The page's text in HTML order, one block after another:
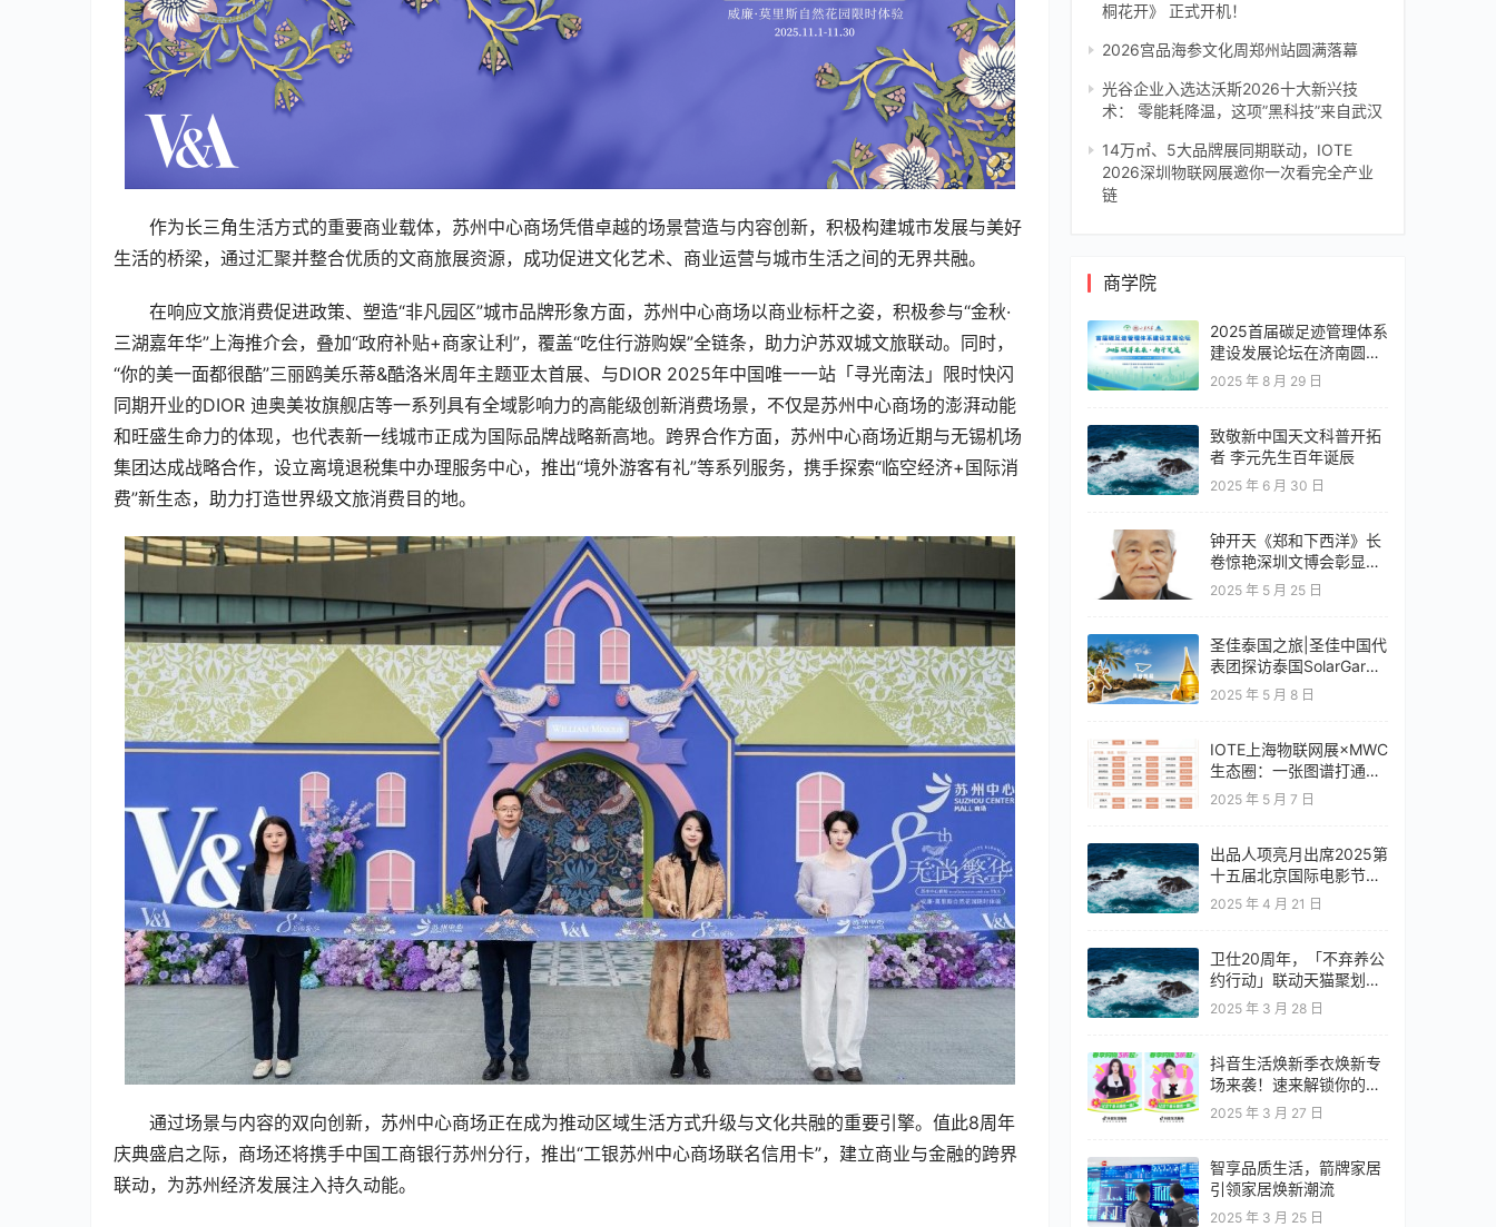
作为长三角生活方式的重要商业载体，苏州中心商场凭借卓越的场景营造与内容创新，积极构建城市发展与美好
生活的桥梁，通过汇聚并整合优质的文商旅展资源，成功促进文化艺术、商业运营与城市生活之间的无界共融。
在响应文旅消费促进政策、塑造“非凡园区”城市品牌形象方面，苏州中心商场以商业标杆之姿，积极参与“金秋·
三湖嘉年华”上海推介会，叠加“政府补贴+商家让利”，覆盖“吃住行游购娱”全链条，助力沪苏双城文旅联动。同时，
“你的美一面都很酷”三丽鸥美乐蒂&酷洛米周年主题亚太首展、与DIOR 2025年中国唯一一站「寻光南法」限时快闪
同期开业的DIOR 迪奥美妆旗舰店等一系列具有全域影响力的高能级创新消费场景，不仅是苏州中心商场的澎湃动能
和旺盛生命力的体现，也代表新一线城市正成为国际品牌战略新高地。跨界合作方面，苏州中心商场近期与无锡机场
集团达成战略合作，设立离境退税集中办理服务中心，推出“境外游客有礼”等系列服务，携手探索“临空经济+国际消
费”新生态，助力打造世界级文旅消费目的地。
通过场景与内容的双向创新，苏州中心商场正在成为推动区域生活方式升级与文化共融的重要引擎。值此8周年
庆典盛启之际，商场还将携手中国工商银行苏州分行，推出“工银苏州中心商场联名信用卡”，建立商业与金融的跨界
联动，为苏州经济发展注入持久动能。
桐花开》 正式开机！
2026宫品海参文化周郑州站圆满落幕
光谷企业入选达沃斯2026十大新兴技
术： 零能耗降温，这项”黑科技”来自武汉
14万㎡、5大品牌展同期联动，IOTE
2026深圳物联网展邀你一次看完全产业
链
商学院
2025首届碳足迹管理体系
建设发展论坛在济南圆满
落幕，共绘零碳转型新蓝
2025 年 8 月 29 日
致敬新中国天文科普开拓
者 李元先生百年诞辰
2025 年 6 月 30 日
钟开天《郑和下西洋》长
卷惊艳深圳文博会彰显云
南文化自信
2025 年 5 月 25 日
圣佳泰国之旅|圣佳中国代
表团探访泰国SolarGard
旗舰店
2025 年 5 月 8 日
IOTE上海物联网展×MWC
生态圈：一张图谱打通移
动通信+物联网产业全链
2025 年 5 月 7 日
出品人项亮月出席2025第
十五届北京国际电影节开
幕式红毯惊艳亮相
2025 年 4 月 21 日
卫仕20周年，「不弃养公
约行动」联动天猫聚划算
欢聚日
2025 年 3 月 28 日
抖音生活焕新季衣焕新专
场来袭！速来解锁你的春
日OOTD！
2025 年 3 月 27 日
智享品质生活，箭牌家居
引领家居焕新潮流
2025 年 3 月 25 日